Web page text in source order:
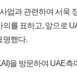
과 관련하여 서욱
를 표하고, 앞으로
명했다.
을 방문하여 UAE측